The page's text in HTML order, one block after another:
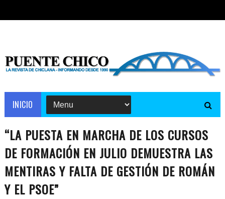
INICIO
“LA PUESTA EN MARCHA DE LOS CURSOS
DE FORMACIÓN EN JULIO DEMUESTRA LAS
MENTIRAS Y FALTA DE GESTIÓN DE ROMÁN
Y EL PSOE”